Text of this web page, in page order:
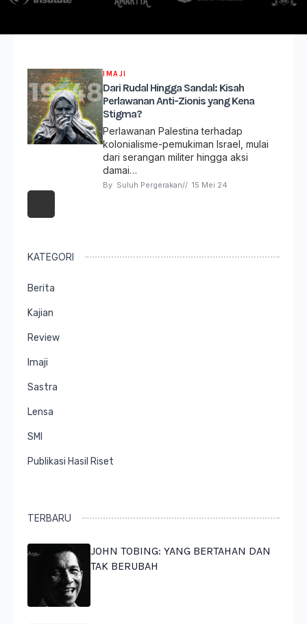
IMAJI
Dari Rudal Hingga Sandal: Kisah
Perlawanan Anti-Zionis yang Kena
Stigma?
Perlawanan Palestina terhadap
kolonialisme-pemukiman Israel, mulai
dari serangan militer hingga aksi
damai…
By Suluh Pergerakan// 15 Mei 24
KATEGORI
Berita
Kajian
Review
Imaji
Sastra
Lensa
SMI
Publikasi Hasil Riset
TERBARU
JOHN TOBING: YANG BERTAHAN DAN
TAK BERUBAH